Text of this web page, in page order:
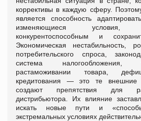
коррективы в каждую сферу.
является способность
изменяющиеся
конкурентоспособным и
Экономическая нестабильность,
потребительского спроса,
система налогообложения,
растаможивании товара,
кредитования — это те внешние
создают препятствия для
дистрибьютора. Их влияние
искать новые пути и
экстремальных условиях